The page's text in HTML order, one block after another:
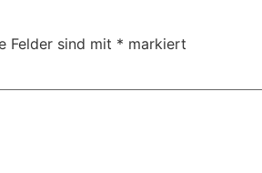
Felder sind mit * markiert